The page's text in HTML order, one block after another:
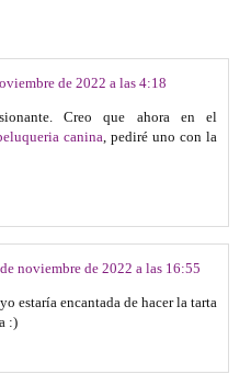
de 2022 a las 4:18
Creo que ahora en el
canina , pediré uno con la
noviembre de 2022 a las 16:55
estaría encantada de hacer la tarta
:)